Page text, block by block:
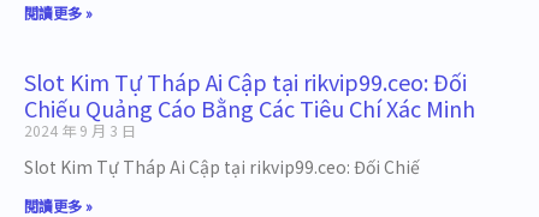
閱讀更多 »
Slot Kim Tự Tháp Ai Cập tại rikvip99.ceo: Đối
Chiếu Quảng Cáo Bằng Các Tiêu Chí Xác Minh
2024 年 9 月 3 日
Slot Kim Tự Tháp Ai Cập tại rikvip99.ceo: Đối Chiế
閱讀更多 »